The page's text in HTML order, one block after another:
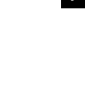
за Наргиле